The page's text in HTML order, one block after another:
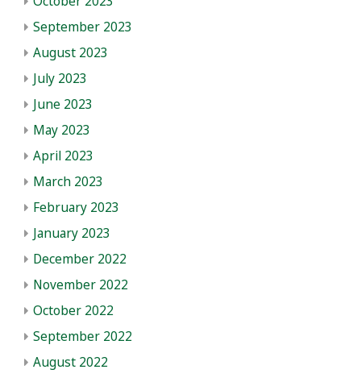
September 2023
August 2023
July 2023
June 2023
May 2023
April 2023
March 2023
February 2023
January 2023
December 2022
November 2022
October 2022
September 2022
August 2022